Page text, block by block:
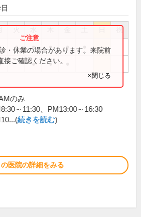
祝
● ● ● ●
● ●
・休業の場合があります。来院前
ご確認ください。
×閉じる
のみ
～11:30、PM13:00～16:30
続きを読む)
の医院の詳細をみる